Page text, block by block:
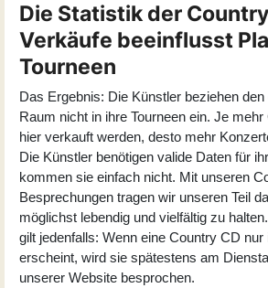
Die Statistik der
Verkäufe beeinflusst
Tourneen
Das Ergebnis: Die Künstler beziehen
Raum nicht in ihre Tourneen ein. Je
hier verkauft werden, desto mehr
Die Künstler benötigen valide Daten für
kommen sie einfach nicht. Mit unseren
Besprechungen tragen wir unseren Teil
möglichst lebendig und vielfältig zu
gilt jedenfalls: Wenn eine Country CD nur
erscheint, wird sie spätestens am
unserer Website besprochen.